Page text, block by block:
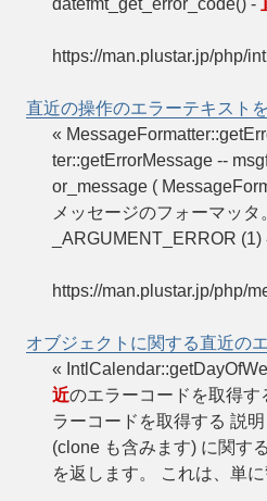
https://man.plustar.jp/php/
直近の操作のエラーテキスト
«
ter::getErrorMessage --
or_message (
メッセージのフォーマッタ
_ARGUMENT_ERROR
https://man.plustar.jp/php/
オブジェクトに関する直近の
«
近のエラーコードを取得
ラーコードを取得する 説
(clone も含みます) に関す
を返します。 これは、単